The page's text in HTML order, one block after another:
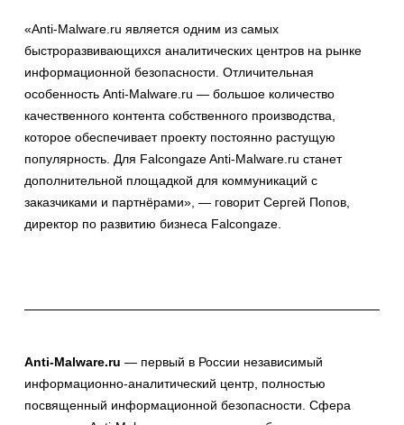
«Anti-Malware.ru является одним из самых
быстроразвивающихся аналитических центров на рынке
информационной безопасности. Отличительная
особенность Anti-Malware.ru — большое количество
качественного контента собственного производства,
которое обеспечивает проекту постоянно растущую
популярность. Для Falcongaze Anti-Malware.ru станет
дополнительной площадкой для коммуникаций с
заказчиками и партнёрами», — говорит Сергей Попов,
директор по развитию бизнеса Falcongaze.
Anti-Malware.ru — первый в России независимый
информационно-аналитический центр, полностью
посвященный информационной безопасности. Сфера